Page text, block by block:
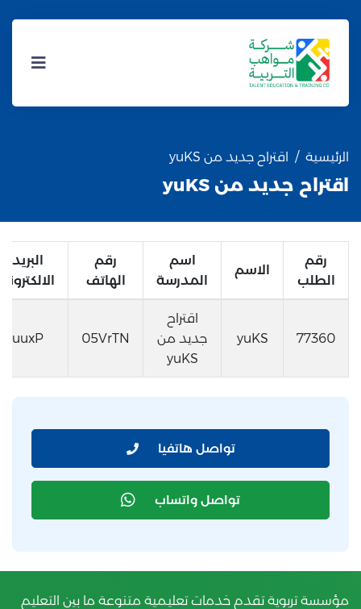
الرئيسية اقتراح جديد من yuKS
اقتراح جديد من yuKS
رقم
الطلب
الاسم
اسم
المدرسة
رقم
الهاتف
البريد
الالكتروني
77360
yuKS
اقتراح
جديد من
yuKS
05VrTN
uuxP
تواصل هاتفيا
تواصل واتساب
مؤسسة تربوية تقدم خدمات تعليمية متنوعة ما بين التعليم